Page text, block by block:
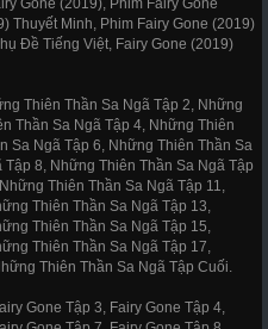
Gone (2019), Phim Fairy Gone
Thuyết Minh, Phim Fairy Gone (2019)
Đề Tiếng Việt, Fairy Gone (2019)
Thiên Thần Sa Ngã Tập 2, Những
Thần Sa Ngã Tập 4, Những Thiên
Sa Ngã Tập 6, Những Thiên Thần Sa
8, Những Thiên Thần Sa Ngã Tập
Thiên Thần Sa Ngã Tập 11,
Thiên Thần Sa Ngã Tập 13,
Thiên Thần Sa Ngã Tập 15,
Thiên Thần Sa Ngã Tập 17,
Thiên Thần Sa Ngã Tập Cuối.
Gone Tập 3, Fairy Gone Tập 4,